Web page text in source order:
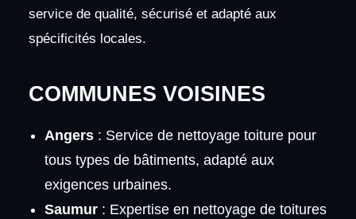
service de qualité, sécurisé et adapté aux
spécificités locales.
COMMUNES VOISINES
Angers: Service de nettoyage toiture pour
tous types de bâtiments, adapté aux
exigences urbaines.
Saumur: Expertise en nettoyage de toitures